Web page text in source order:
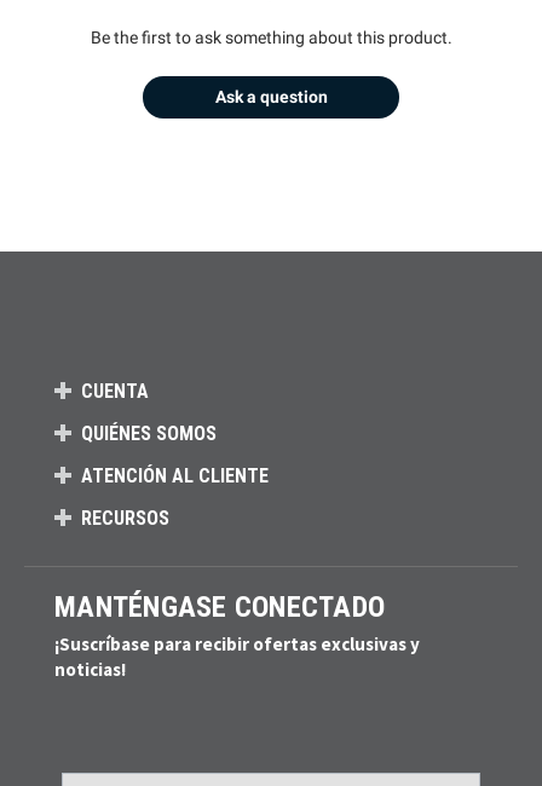
Be the first to ask something about this product.
Ask a question
CUENTA
QUIÉNES SOMOS
ATENCIÓN AL CLIENTE
RECURSOS
MANTÉNGASE CONECTADO
¡Suscríbase para recibir ofertas exclusivas y
noticias!